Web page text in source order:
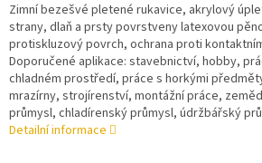
Zimní bezešvé pletené rukavice, akrylový
strany, dlaň a prsty povrstveny latexovou
protiskluzový povrch, ochrana proti
Doporučené aplikace: stavebnictví, hobby,
chladném prostředí, práce s horkými
mrazírny, strojírenství, montážní práce,
průmysl, chladírenský průmysl, údržbářský
Detailní informace